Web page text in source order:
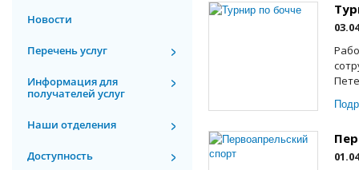
Новости
Перечень услуг
Информация для
получателей услуг
Наши отделения
Доступность